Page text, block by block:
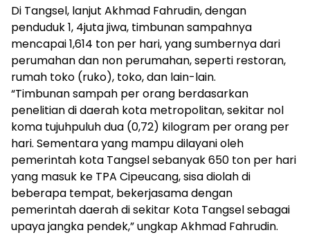
Di Tangsel, lanjut Akhmad Fahrudin, dengan
penduduk 1, 4juta jiwa, timbunan sampahnya
mencapai 1,614 ton per hari, yang sumbernya dari
perumahan dan non perumahan, seperti restoran,
rumah toko (ruko), toko, dan lain-lain.
“Timbunan sampah per orang berdasarkan
penelitian di daerah kota metropolitan, sekitar nol
koma tujuhpuluh dua (0,72) kilogram per orang per
hari. Sementara yang mampu dilayani oleh
pemerintah kota Tangsel sebanyak 650 ton per hari
yang masuk ke TPA Cipeucang, sisa diolah di
beberapa tempat, bekerjasama dengan
pemerintah daerah di sekitar Kota Tangsel sebagai
upaya jangka pendek,” ungkap Akhmad Fahrudin.